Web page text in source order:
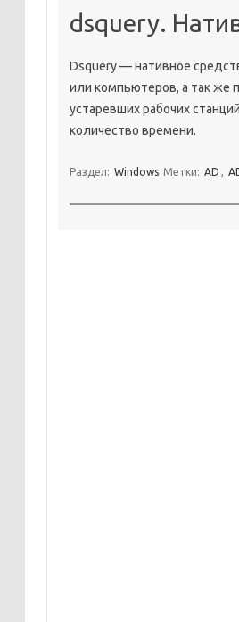
dsquery.
Dsquery — нативное
или компьютеров, а так же
устаревших рабочих
количество времени.
Раздел: Windows Метки: AD ,